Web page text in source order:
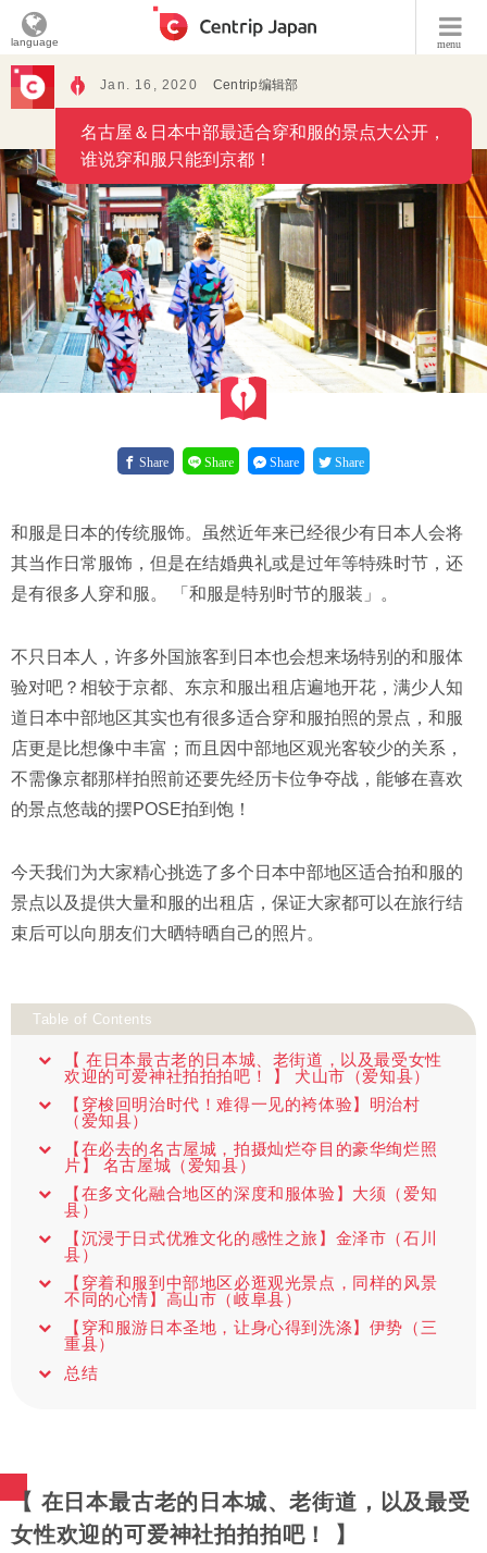
menu
language
Jan. 16, 2020 Centrip编辑部
名古屋＆日本中部最适合穿和服的景点大公开，
谁说穿和服只能到京都！
Share Share Share Share
和服是日本的传统服饰。虽然近年来已经很少有日本人会将
其当作日常服饰，但是在结婚典礼或是过年等特殊时节，还
是有很多人穿和服。 「和服是特别时节的服装」。
不只日本人，许多外国旅客到日本也会想来场特别的和服体
验对吧？相较于京都、东京和服出租店遍地开花，满少人知
道日本中部地区其实也有很多适合穿和服拍照的景点，和服
店更是比想像中丰富；而且因中部地区观光客较少的关系，
不需像京都那样拍照前还要先经历卡位争夺战，能够在喜欢
的景点悠哉的摆POSE拍到饱！
今天我们为大家精心挑选了多个日本中部地区适合拍和服的
景点以及提供大量和服的出租店，保证大家都可以在旅行结
束后可以向朋友们大晒特晒自己的照片。
Table of Contents
【 在日本最古老的日本城、老街道，以及最受女性
欢迎的可爱神社拍拍拍吧！ 】 犬山市（爱知县）
【穿梭回明治时代！难得一见的袴体验】明治村
（爱知县）
【在必去的名古屋城，拍摄灿烂夺目的豪华绚烂照
片】 名古屋城（爱知县）
【在多文化融合地区的深度和服体验】大须（爱知
县）
【沉浸于日式优雅文化的感性之旅】金泽市（石川
县）
【穿着和服到中部地区必逛观光景点，同样的风景
不同的心情】高山市（岐阜县）
【穿和服游日本圣地，让身心得到洗涤】伊势（三
重县）
总结
【 在日本最古老的日本城、老街道，以及最受
女性欢迎的可爱神社拍拍拍吧！ 】